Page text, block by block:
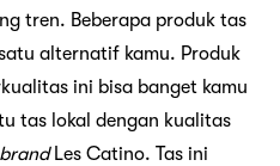
tren. Beberapa produk tas
alternatif kamu. Produk
ini bisa banget kamu
tas lokal dengan kualitas
brandLes Catino. Tas ini